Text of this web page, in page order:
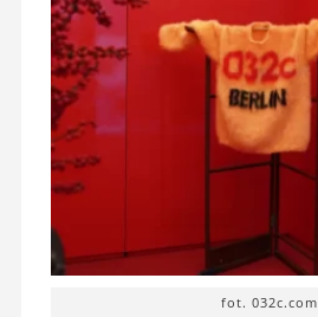
fot. 032c.com